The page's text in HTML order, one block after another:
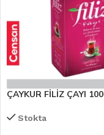
ÇAYKUR FİLİZ ÇAYI
Stokta